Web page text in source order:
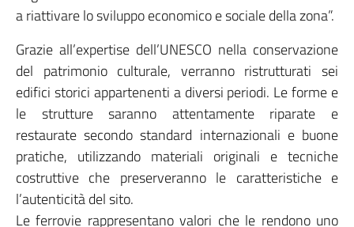
a riattivare lo sviluppo economico e sociale della zona”.
Grazie all’expertise dell’UNESCO nella conservazione
del patrimonio culturale, verranno ristrutturati sei
edifici storici appartenenti a diversi periodi. Le forme e
le strutture saranno attentamente riparate e
restaurate secondo standard internazionali e buone
pratiche, utilizzando materiali originali e tecniche
costruttive che preserveranno le caratteristiche e
l’autenticità del sito.
Le ferrovie rappresentano valori che le rendono uno